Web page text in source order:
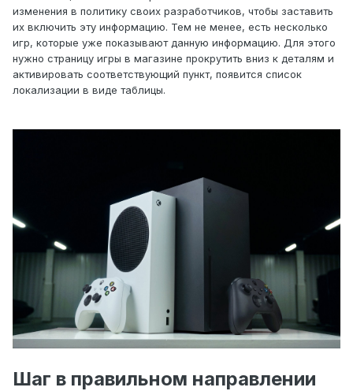
изменения в политику своих разработчиков, чтобы заставить
их включить эту информацию. Тем не менее, есть несколько
игр, которые уже показывают данную информацию. Для этого
нужно страницу игры в магазине прокрутить вниз к деталям и
активировать соответствующий пункт, появится список
локализации в виде таблицы.
Шаг в правильном направлении